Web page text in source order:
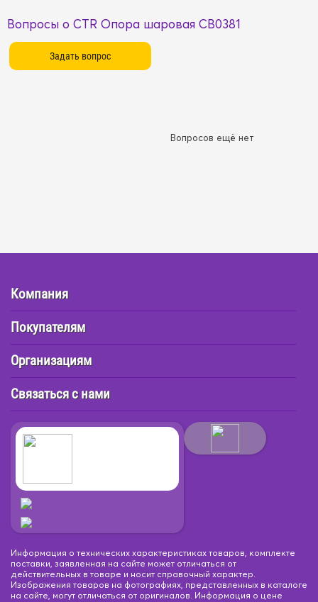
Вопросы о CTR Опора шаровая CB0381
Вопросов ещё нет
Компания
Покупателям
Организациям
Связаться с нами
Информация о технических характеристиках товаров, комплекте
поставки, заявленная на сайте может отличаться от
действительных в товаре и носит справочный характер.
Изображения товаров на фотографиях, представленных в каталоге
на сайте, могут отличаться от оригиналов. Информация о цене